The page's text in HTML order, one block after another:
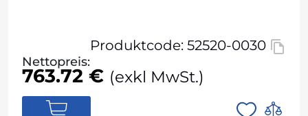
Produktcode: 52520-0030
Nettopreis:
763.72 € (exkl MwSt.)